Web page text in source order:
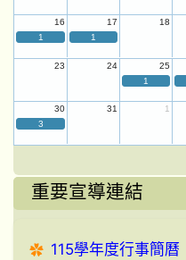
16 17 18
1
1
23 24 25
1
30 31 1
3
重要宣導連結
115學年度行事簡曆